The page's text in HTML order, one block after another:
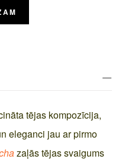
tējas kompozīcija,
eleganci jau ar pirmo
zaļās tējas svaigums